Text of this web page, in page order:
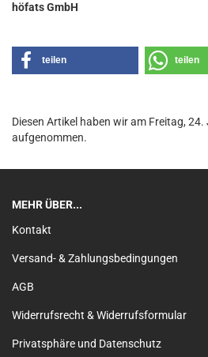
höfats GmbH
teilen teilen
Diesen Artikel haben wir am Freitag,
aufgenommen.
MEHR ÜBER...
Kontakt
Versand- & Zahlungsbedingungen
AGB
Widerrufsrecht & Widerrufsformular
Privatsphäre und Datenschutz